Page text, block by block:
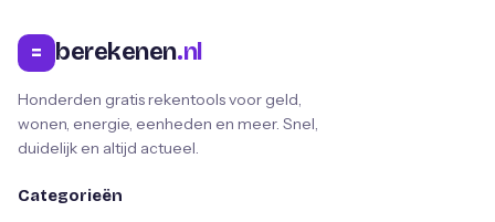
= berekenen.nl
Honderden gratis rekentools voor geld,
wonen, energie, eenheden en meer. Snel,
duidelijk en altijd actueel.
Categorieën